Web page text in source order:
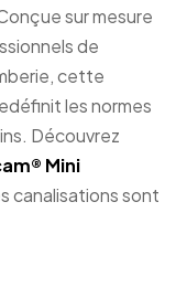
sur mesure
de
cette
les normes
Découvrez
Mini
canalisations sont